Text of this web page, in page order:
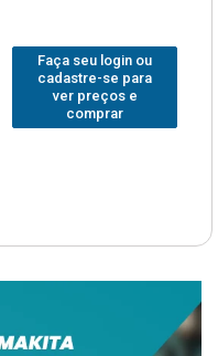
Faça seu login ou
cadastre-se para
ver preços e
comprar